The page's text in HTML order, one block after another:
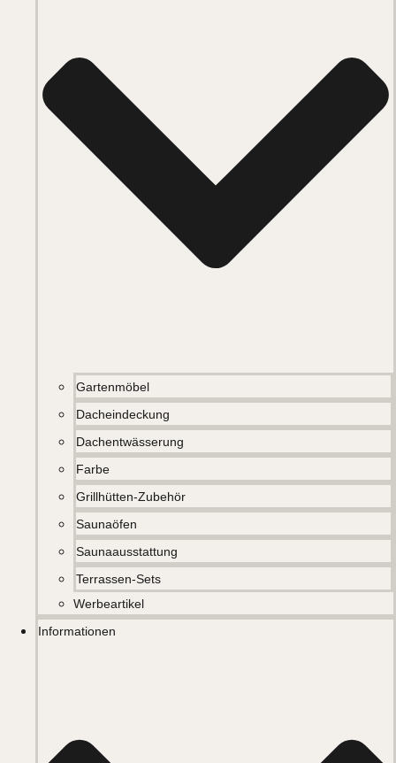
Gartenmöbel
Dacheindeckung
Dachentwässerung
Farbe
Grillhütten-Zubehör
Saunaöfen
Saunaausstattung
Terrassen-Sets
Werbeartikel
Informationen